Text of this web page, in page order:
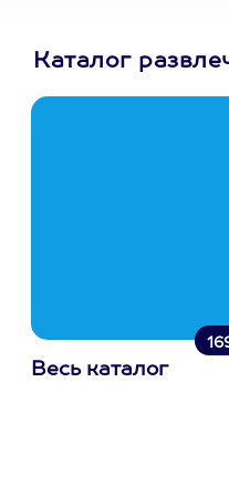
Каталог
Весь каталог